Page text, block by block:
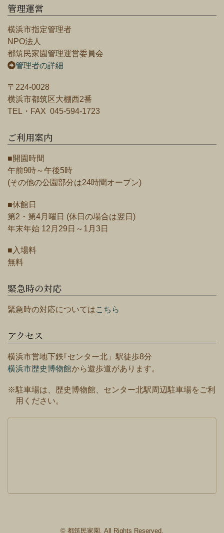
管理運営
横浜市指定管理者
NPO法人
都筑民家園管理運営委員会
管理者の詳細
〒224-0028
横浜市都筑区大棚西2番
TEL・FAX 045-594-1723
ご利用案内
■開園時間
午前9時～午後5時
(その他の公園部分は24時間オープン)
■休館日
第2・第4月曜日 (休日の場合は翌日)
年末年始 12月29日～1月3日
■入場料
無料
緊急時の対応
緊急時の対応についてはこちら
アクセス
横浜市営地下鉄｢センター北」駅徒歩8分
横浜市歴史博物館から遊歩道があります。
※駐車場は、歴史博物館、センター北駅周辺駐車場をご利
用ください。
© 都筑民家園. All Rights Reserved.